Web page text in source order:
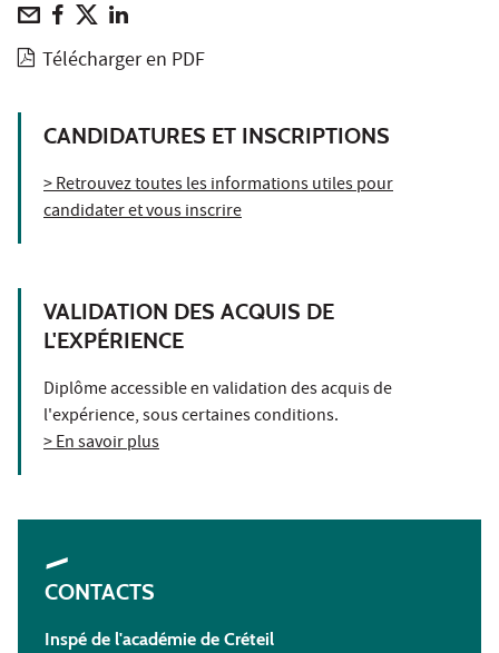
Télécharger en PDF
CANDIDATURES ET INSCRIPTIONS
> Retrouvez toutes les informations utiles pour
candidater et vous inscrire
VALIDATION DES ACQUIS DE
L'EXPÉRIENCE
Diplôme accessible en validation des acquis de
l'expérience, sous certaines conditions.
> En savoir plus
CONTACTS
Inspé de l'académie de Créteil